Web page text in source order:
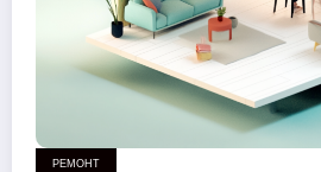
РЕМОНТ